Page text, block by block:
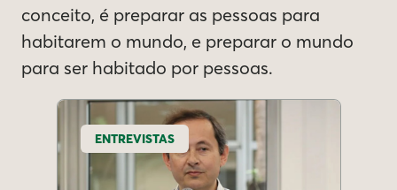
conceito, é preparar as pessoas para
habitarem o mundo, e preparar o mundo
para ser habitado por pessoas.
ENTREVISTAS